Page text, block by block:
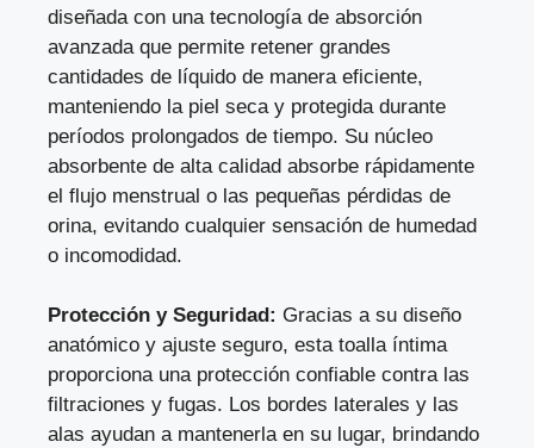
diseñada con una tecnología de absorción
avanzada que permite retener grandes
cantidades de líquido de manera eficiente,
manteniendo la piel seca y protegida durante
períodos prolongados de tiempo. Su núcleo
absorbente de alta calidad absorbe rápidamente
el flujo menstrual o las pequeñas pérdidas de
orina, evitando cualquier sensación de humedad
o incomodidad.
Protección y Seguridad: Gracias a su diseño
anatómico y ajuste seguro, esta toalla íntima
proporciona una protección confiable contra las
filtraciones y fugas. Los bordes laterales y las
alas ayudan a mantenerla en su lugar, brindando